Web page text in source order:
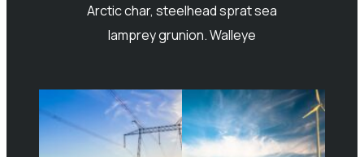
Arctic char, steelhead sprat sea
lamprey grunion. Walleye